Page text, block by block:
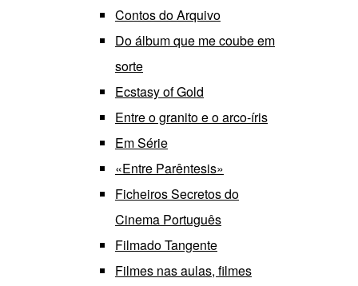
Contos do Arquivo
Do álbum que me coube em
sorte
Ecstasy of Gold
Entre o granito e o arco-íris
Em Série
«Entre Parêntesis»
Ficheiros Secretos do
Cinema Português
Filmado Tangente
Filmes nas aulas, filmes